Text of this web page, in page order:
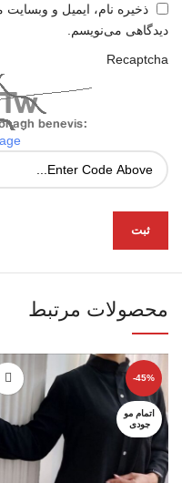
ذخیره نام، ایمیل و
دیدگاهی می‌نویسم.
Recaptcha
محصولات مرتبط
-45%
اتمام مو
جودی